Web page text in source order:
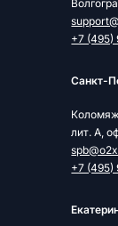
+7 (495)
Cанкт-
лит. А,
+7